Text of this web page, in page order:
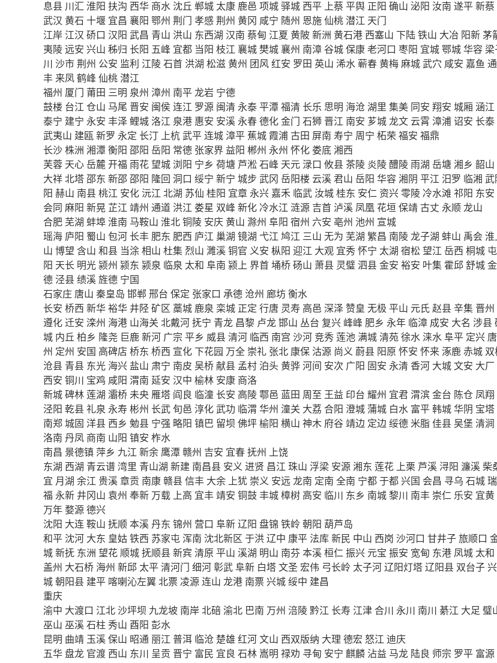
息县 川汇 淮阳 扶沟 西华 商水 沈丘 郸城 太康 鹿邑 项城驿城 西平 上蔡 平舆 正阳 确山 泌阳 汝南 遂平新蔡
武汉 黄石 十堰 宜昌 襄阳 鄂州 荆门 孝感荆州 黄冈 咸宁 随州 恩施仙桃潜江 天门
江岸 江汉 硚口 汉阳 武昌 青山 洪山 东西湖 汉南 蔡甸 江夏 黄陂 新洲 黄石港 西塞山 下陆铁山 大冶 阳新茅
夷陵远安 兴山 秭归 长阳 五峰 宜都 当阳 枝江 襄城樊城襄州 南漳谷城保康老河口 枣阳 宜城鄂城华容
川 沙市荆州 公安 监利 江陵石首 洪湖 松滋黄州 团风红安 罗田 英山 浠水蕲春黄梅麻城武穴 咸安 嘉鱼
丰 来凤鹤峰 仙桃潜江
福州 厦门 莆田 三明 泉州 漳州 南平龙岩 宁德
鼓楼 台江 仓山 马尾 晋安 闽侯连江 罗源 闽清 永泰平潭福清 长乐 思明 海沧 湖里 集美 同安 翔安 城厢 涵江
泰宁 建宁 永安 丰泽鲤城洛江 泉港 惠安 安溪 永春德化金门 石狮 晋江 南安 芗城龙文 云霄 漳浦诏安 长泰
武夷山 建瓯新罗 永定 长汀 上杭武平连城 漳平 蕉城 霞浦古田 屏南 寿宁 周宁 柘荣 福安 福鼎
长沙株洲 湘潭衡阳 邵阳 岳阳 常德 张家界 益阳 郴州 永州 怀化 娄底湘西
芙蓉 天心岳麓开福 雨花望城 浏阳 宁乡 荷塘 芦淞石峰 天元 渌口 攸县茶陵 炎陵醴陵雨湖 岳塘湘乡 韶山
大祥北塔邵东 新邵邵阳 隆回 洞口 绥宁 新宁 城步 武冈 岳阳楼 云溪君山 岳阳 华容湘阴 平江 汨罗 临湘
阳 赫山 南县桃江 安化沅江 北湖 苏仙 桂阳 宜章 永兴 嘉禾 临武 汝城桂东 安仁 资兴零陵 冷水滩 祁阳 东安
会同 麻阳 新晃 芷江 靖州 通道 洪江 娄星 双峰 新化 冷水江 涟源 吉首 泸溪 凤凰 花垣保靖古丈 永顺龙山
合肥 芜湖 蚌埠淮南 马鞍山 淮北铜陵 安庆黄山 滁州 阜阳 宿州 六安 亳州 池州 宣城
瑶海 庐阳 蜀山 包河 长丰 肥东 肥西 庐江 巢湖 镜湖 弋江 鸠江 三山 无为 芜湖 繁昌 南陵龙子湖 蚌山 禹会淮
山 博望 含山 和县 当涂相山 杜集 烈山 濉溪铜官 义安 枞阳 迎江 大观 宜秀怀宁 太湖 宿松 望江 岳西 桐城
阳 天长 明光颍州 颍东 颍泉 临泉 太和 阜南 颍上 界首埇桥砀山 萧县 灵璧泗县金安 裕安 叶集 霍邱舒城
德 泾县绩溪旌德 宁国
石家庄 唐山 秦皇岛 邯郸 邢台 保定 张家口 承德 沧州 廊坊衡水
长安 桥西 新华裕华 井陉矿区 藁城 鹿泉 栾城 正定 行唐 灵寿 高邑 深泽 赞皇 无极 平山 元氏赵县辛集 晋州
遵化迁安 滦州 海港 山海关 北戴河抚宁 青龙 昌黎 卢龙邯山 丛台 复兴 峰峰 肥乡 永年 临漳 成安 大名 涉县
城 内丘 柏乡 隆尧 巨鹿新河 广宗 平乡 威县清河 临西 南宫 沙河竞秀莲池 满城清苑徐水 涞水阜平 定兴
州 定州 安国 高碑店 桥东 桥西 宣化下花园 万全 崇礼 张北 康保 沽源 尚义 蔚县 阳原 怀安 怀来涿鹿赤城
沧县 青县 东光 海兴 盐山 肃宁 南皮 吴桥献县 孟村 泊头黄骅河间 安次 广阳 固安 永清 香河 大城文安 大厂
西安 铜川 宝鸡 咸阳 渭南 延安 汉中 榆林 安康 商洛
新城碑林莲湖 灞桥未央 雁塔 阎良 临潼 长安 高陵鄠邑 蓝田 周至 王益 印台 耀州 宜君渭滨金台 陈仓 凤翔
泾阳 乾县礼泉 永寿彬州 长武旬邑 淳化武功 临渭 华州 潼关 大荔 合阳 澄城蒲城 白水 富平韩城华阴 宝塔
南郑城固 洋县 西乡 勉县 宁强 略阳 镇巴 留坝 佛坪榆阳 横山 神木 府谷靖边 定边绥德 米脂佳县吴堡 清涧
洛南 丹凤 商南 山阳 镇安 柞水
南昌 景德镇萍乡 九江 新余 鹰潭赣州 吉安 宜春抚州 上饶
东湖 西湖 青云谱湾里 青山湖 新建 南昌县 安义 进贤 昌江 珠山 浮梁 安源湘东 莲花 上栗 芦溪 浔阳 濂溪柴
宜 月湖 余江 贵溪章贡 南康赣县信丰 大余 上犹 崇义 安远 龙南 定南 全南 宁都于都兴国 会昌 寻乌 石城
福 永新 井冈山 袁州 奉新 万载 上高 宜丰靖安 铜鼓丰城樟树 高安 临川 东乡 南城黎川 南丰 崇仁 乐安 宜黄
万年婺源德兴
沈阳 大连鞍山 抚顺本溪丹东 锦州 营口 阜新辽阳 盘锦 铁岭 朝阳 葫芦岛
和平 沈河 大东 皇姑铁西 苏家屯 浑南 沈北新区 于洪辽中 康平 法库新民 中山 西岗 沙河口 甘井子旅顺口
城新抚 东洲 望花 顺城抚顺县新宾 清原 平山 溪湖 明山 南芬 本溪桓仁振兴 元宝 振安 宽甸 东港 凤城 太和
盖州 大石桥 海州 新邱 太平清河门 细河彰武阜新 白塔文圣宏伟 弓长岭 太子河辽阳灯塔辽阳县 双台子
城朝阳县 建平 喀喇沁左翼北票 凌源连山 龙港 南票兴城绥中 建昌
重庆
渝中 大渡口 江北沙坪坝 九龙坡 南岸北碚渝北 巴南 万州 涪陵黔江 长寿 江津合川 永川 南川 綦江 大足 璧
巫山 巫溪石柱 秀山 酉阳 彭水
昆明 曲靖 玉溪保山 昭通丽江 普洱 临沧 楚雄 红河文山 西双版纳 大理 德宏 怒江 迪庆
五华盘龙 官渡 西山 东川 呈贡 晋宁 富民 宜良 石林嵩明 禄劝 寻甸 安宁 麒麟 沾益 马龙 陆良 师宗 罗平 富源